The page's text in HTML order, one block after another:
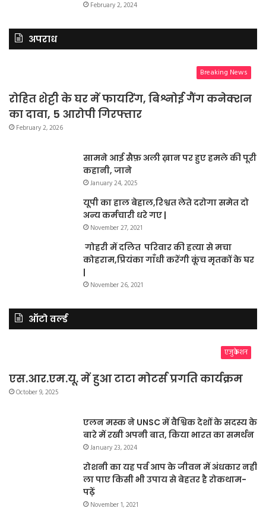
February 2, 2024
अपराध
Breaking News
रोहित शेट्टी के घर में फायरिंग, बिश्नोई गैंग कनेक्शन
का दावा, 5 आरोपी गिरफ्तार
February 2, 2026
सामने आई सैफ़ अली ख़ान पर हुए हमले की पूरी
कहानी, जाने
January 24, 2025
यूपी का हाल बेहाल,रिश्वत लेते दरोगा समेत दो
अन्य कर्मचारी धरे गए |
November 27, 2021
गोहरी में दलित परिवार की हत्या से मचा
कोहराम,प्रियंका गाँधी करेंगी कूंच मृतकों के घर
|
November 26, 2021
ऑटो वर्ल्ड
एजुकेशन
एस.आर.एम.यू. में हुआ टाटा मोटर्स प्रगति कार्यक्रम
October 9, 2025
एलन मस्क ने UNSC में वैश्विक देशों के सदस्य के
बारे में रखी अपनी बात, किया भारत का समर्थन
January 23, 2024
रोशनी का यह पर्व आप के जीवन में अंधकार नहीं
ला पाए किसी भी उपाय से बेहतर है रोकथाम-
पढ़ें
November 1, 2021